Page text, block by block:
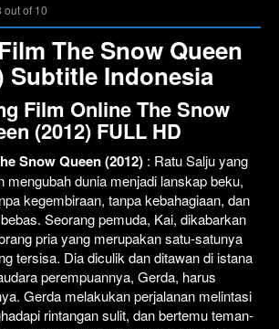
Lewati >>>
Click To Play
out of 10
The Snow Queen
Subtitle Indonesia
Film Online The Snow
(2012) FULL HD
Snow Queen (2012) : Ratu Salju yang
mengubah dunia menjadi lanskap beku,
kegembiraan, tanpa kebahagiaan, dan
Seorang pemuda, Kai, dikabarkan
pria yang merupakan satu-satunya
tersisa. Dia diculik dan ditawan di istana
perempuannya, Gerda, harus
Gerda melakukan perjalanan melintasi
rintangan sulit, dan bertemu teman-